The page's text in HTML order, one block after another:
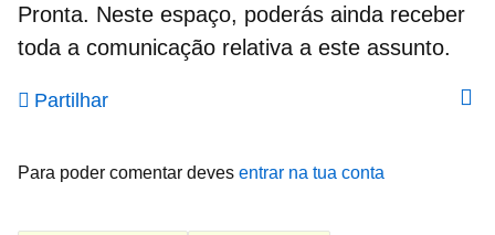
Pronta. Neste espaço, poderás ainda receber
toda a comunicação relativa a este assunto.
Partilhar
Para poder comentar deves entrar na tua conta